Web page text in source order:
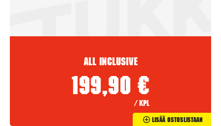
All Inclusive
199,90 €
/ kpl
Lisää Ostoslistaan